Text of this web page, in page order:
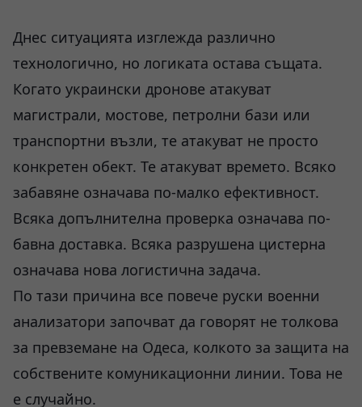
Днес ситуацията изглежда различно
технологично, но логиката остава същата.
Когато украински дронове атакуват
магистрали, мостове, петролни бази или
транспортни възли, те атакуват не просто
конкретен обект. Те атакуват времето. Всяко
забавяне означава по-малко ефективност.
Всяка допълнителна проверка означава по-
бавна доставка. Всяка разрушена цистерна
означава нова логистична задача.
По тази причина все повече руски военни
анализатори започват да говорят не толкова
за превземане на Одеса, колкото за защита на
собствените комуникационни линии. Това не
е случайно.